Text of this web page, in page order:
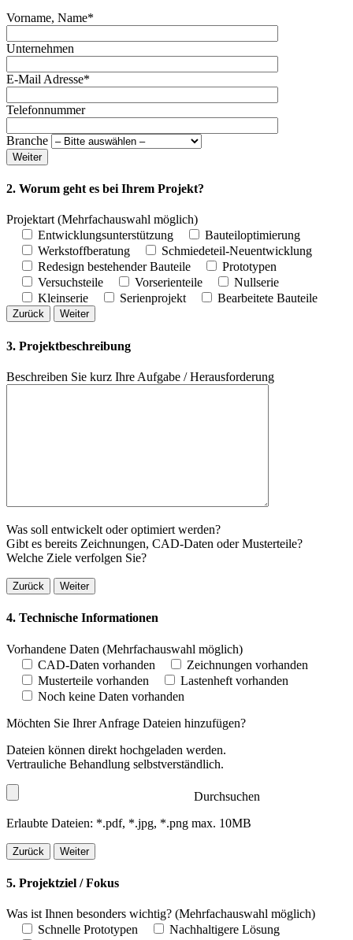
Vorname, Name*
Unternehmen
E-Mail Adresse*
Telefonnummer
Branche
Weiter
2. Worum geht es bei Ihrem Projekt?
Projektart(Mehrfachauswahl möglich)
Entwicklungsunterstützung
Bauteiloptimierung
Werkstoffberatung
Schmiedeteil-Neuentwicklung
Redesign bestehender Bauteile
Prototypen
Versuchsteile
Vorserienteile
Nullserie
Kleinserie
Serienprojekt Bearbeitete Bauteile
Zurück Weiter
3. Projektbeschreibung
Beschreiben Sie kurz Ihre Aufgabe / Herausforderung
Was soll entwickelt oder optimiert werden?
Gibt es bereits Zeichnungen, CAD-Daten oder Musterteile?
Welche Ziele verfolgen Sie?
Zurück Weiter
4. Technische Informationen
Vorhandene Daten (Mehrfachauswahl möglich)
CAD-Daten vorhanden
Zeichnungen vorhanden
Musterteile vorhanden
Lastenheft vorhanden
Noch keine Daten vorhanden
Möchten Sie Ihrer Anfrage Dateien hinzufügen?
Dateien können direkt hochgeladen werden.
Vertrauliche Behandlung selbstverständlich.
Durchsuchen
Erlaubte Dateien: *.pdf, *.jpg, *.png max. 10MB
Zurück Weiter
5. Projektziel / Fokus
Was ist Ihnen besonders wichtig? (Mehrfachauswahl möglich)
Schnelle Prototypen
Nachhaltigere Lösung